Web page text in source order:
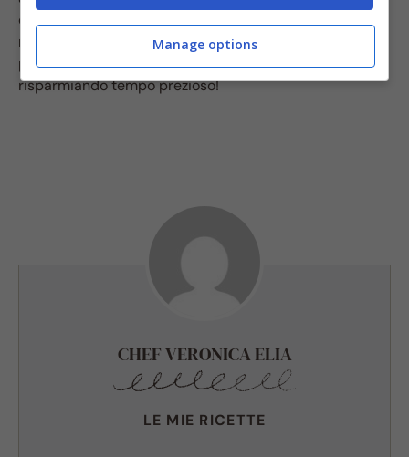
cottura della pasta. Niente di grave, ma se sei di fretta
meglio optare per il metodo corretto. In questo modo,
potrai preparare un bel piatto di pastasciutta
risparmiando tempo prezioso!
CHEF VERONICA ELIA
LE MIE RICETTE
Manage options